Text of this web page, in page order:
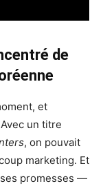
de
et
un titre
, on pouvait
marketing. Et
promesses —